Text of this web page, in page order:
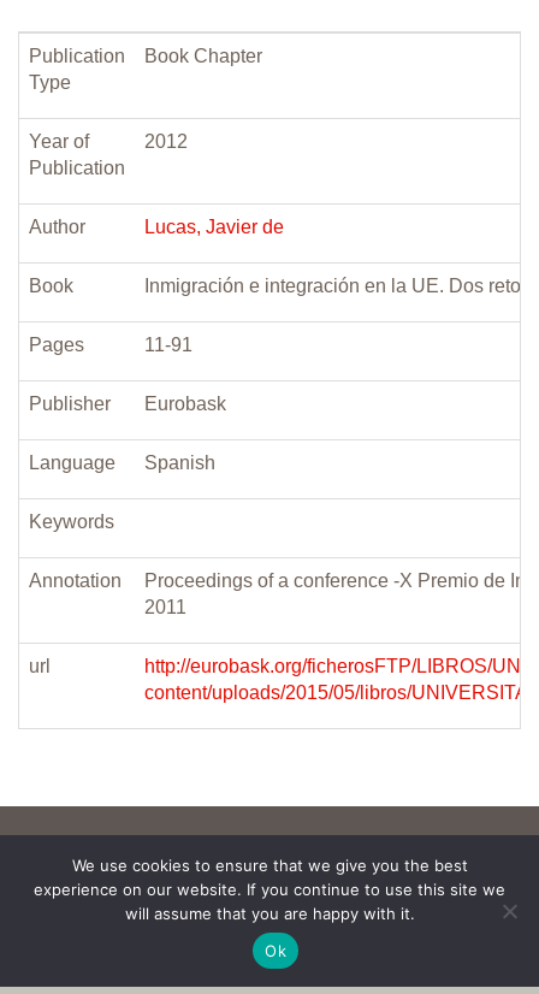
Publication
Type
Book Chapter
Year of
Publication
2012
Author Lucas, Javier de
Book Inmigración e integración en la UE. Dos retos
Pages 11-91
Publisher Eurobask
Language Spanish
Keywords
Annotation
Proceedings of a conference -X Premio de
2011
url
http://eurobask.org/ficherosFTP/LIBROS/
content/uploads/2015/05/libros/
We use cookies to ensure that we give you the best
experience on our website. If you continue to use this site we
will assume that you are happy with it.
Ok